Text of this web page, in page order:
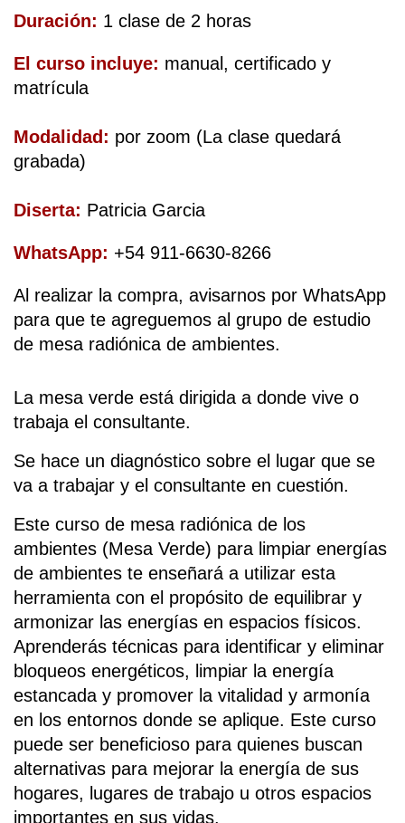
Duración: 1 clase de 2 horas
El curso incluye: manual, certificado y
matrícula
Modalidad: por zoom (La clase quedará
grabada)
Diserta: Patricia Garcia
WhatsApp: +54 911-6630-8266
Al realizar la compra, avisarnos por WhatsApp
para que te agreguemos al grupo de estudio
de mesa radiónica de ambientes.
La mesa verde está dirigida a donde vive o
trabaja el consultante.
Se hace un diagnóstico sobre el lugar que se
va a trabajar y el consultante en cuestión.
Este curso de mesa radiónica de los
ambientes (Mesa Verde) para limpiar energías
de ambientes te enseñará a utilizar esta
herramienta con el propósito de equilibrar y
armonizar las energías en espacios físicos.
Aprenderás técnicas para identificar y eliminar
bloqueos energéticos, limpiar la energía
estancada y promover la vitalidad y armonía
en los entornos donde se aplique. Este curso
puede ser beneficioso para quienes buscan
alternativas para mejorar la energía de sus
hogares, lugares de trabajo u otros espacios
importantes en sus vidas.